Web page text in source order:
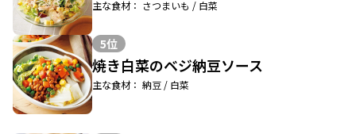
主な食材： さつまいも / 白菜
5位
焼き白菜のベジ納豆ソース
主な食材： 納豆 / 白菜